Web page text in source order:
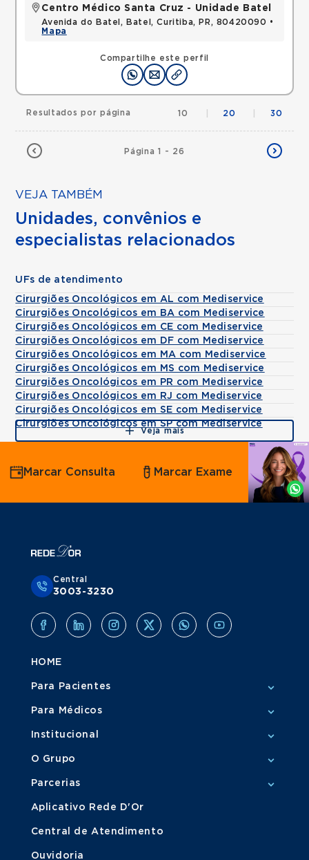
Compartilhe este perfil
Centro Médico Santa Cruz - Unidade Batel
Avenida do Batel, Batel, Curitiba, PR, 80420090 •
Mapa
Página 1 - 26
Resultados por página 10 20 30
VEJA TAMBÉM
Unidades, convênios e
especialistas relacionados
UFs de atendimento
Cirurgiões Oncológicos em AL com Mediservice
Cirurgiões Oncológicos em BA com Mediservice
Cirurgiões Oncológicos em CE com Mediservice
Cirurgiões Oncológicos em DF com Mediservice
Cirurgiões Oncológicos em MA com Mediservice
Cirurgiões Oncológicos em MS com Mediservice
Cirurgiões Oncológicos em PR com Mediservice
Cirurgiões Oncológicos em RJ com Mediservice
Cirurgiões Oncológicos em SE com Mediservice
Cirurgiões Oncológicos em SP com Mediservice
Veja mais
Agende
por
Whatsapp
Marcar Consulta Marcar Exame
Central
3003-3230
HOME
Para Pacientes
Para Médicos
Institucional
O Grupo
Parcerias
Aplicativo Rede D'Or
Central de Atendimento
Ouvidoria